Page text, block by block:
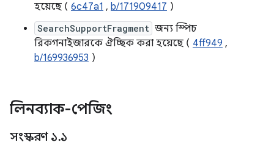
হয়েছে ( 6c47a1 , b/171909417 )
SearchSupportFragment জন্য স্পিচ
রিকগনাইজারকে ঐচ্ছিক করা হয়েছে ( 4ff949 ,
b/169936953 )
লিনব্যাক-পেজিং
সংস্করণ ১.১